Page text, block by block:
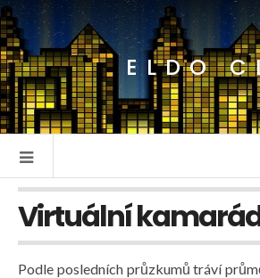
ELDO
Virtuální
Podle posledních průzkumů tráví